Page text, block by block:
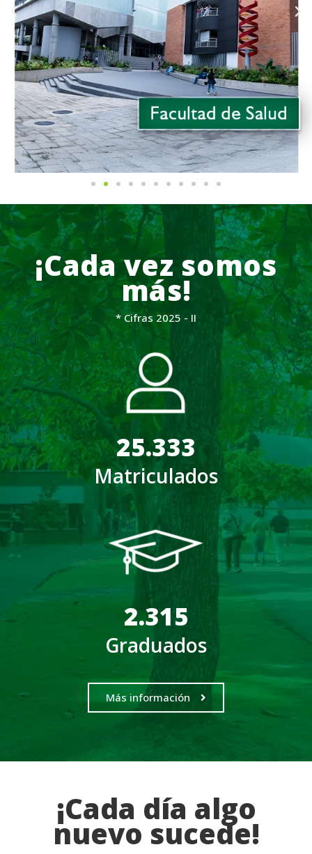
¡Cada vez somos
más!
* Cifras 2025 - II
25.333
Matriculados
2.315
Graduados
Más información
¡Cada día algo
nuevo sucede!